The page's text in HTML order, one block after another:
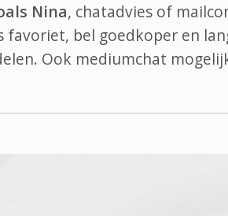
Nina, chatadvies of
favoriet, bel goedkoper en
Ook mediumchat